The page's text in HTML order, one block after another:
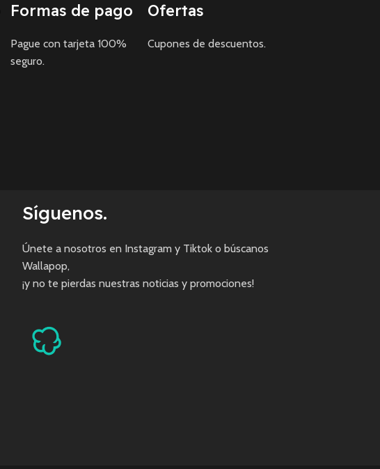
Formas de pago
Pague con tarjeta 100%
seguro.
Ofertas
Cupones de descuentos.
Síguenos.
Únete a nosotros en Instagram y Tiktok o búscanos
Wallapop,
¡y no te pierdas nuestras noticias y promociones!